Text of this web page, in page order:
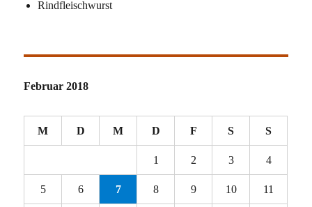
Rindfleischwurst
Februar 2018
M D M D F S S
1 2 3 4
5 6 7 8 9 10 11